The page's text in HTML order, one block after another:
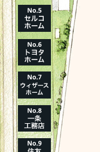
ハウスメーカーの登録数
House Maker
31社 55